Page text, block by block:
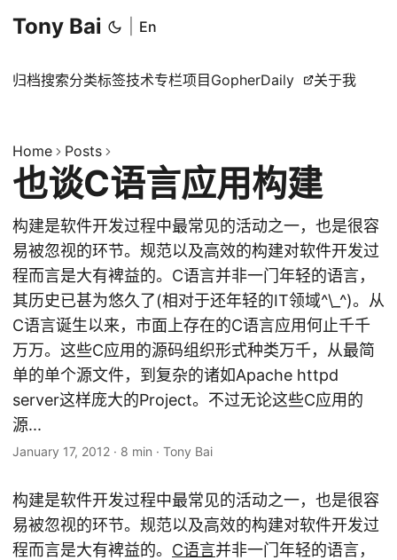
Tony Bai En
归档搜索分类标签技术专栏项目 GopherDaily 关于我
Home Posts
也谈C语言应用构建
构建是软件开发过程中最常见的活动之一，也是很容
易被忽视的环节。规范以及高效的构建对软件开发过
程而言是大有裨益的。C语言并非一门年轻的语言，
其历史已甚为悠久了(相对于还年轻的IT领域^\_^)。从
C语言诞生以来，市面上存在的C语言应用何止千千
万万。这些C应用的源码组织形式种类万千，从最简
单的单个源文件，到复杂的诸如Apache httpd
server这样庞大的Project。不过无论这些C应用的
源...
January 17, 2012 · 8 min · Tony Bai
构建是软件开发过程中最常见的活动之一，也是很容
易被忽视的环节。规范以及高效的构建对软件开发过
程而言是大有裨益的。 C语言并非一门年轻的语言，